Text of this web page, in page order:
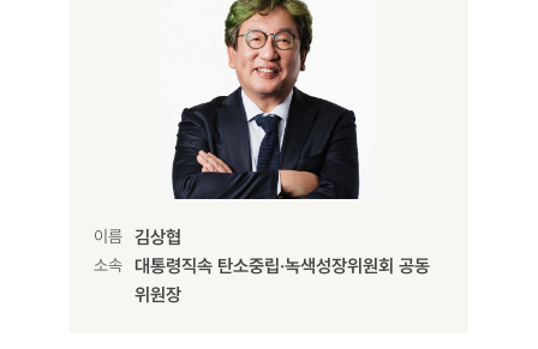
이름 김상협
소속
대통령직속 탄소중립·녹색성장위원회 공동
위원장